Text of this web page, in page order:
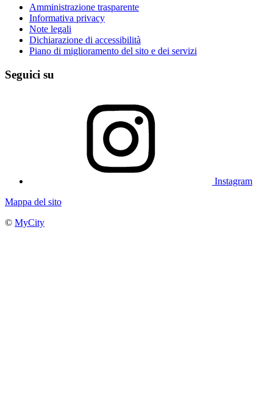
Amministrazione trasparente
Informativa privacy
Note legali
Dichiarazione di accessibilità
Piano di miglioramento del sito e dei servizi
Seguici su
Instagram
Mappa del sito
© MyCity